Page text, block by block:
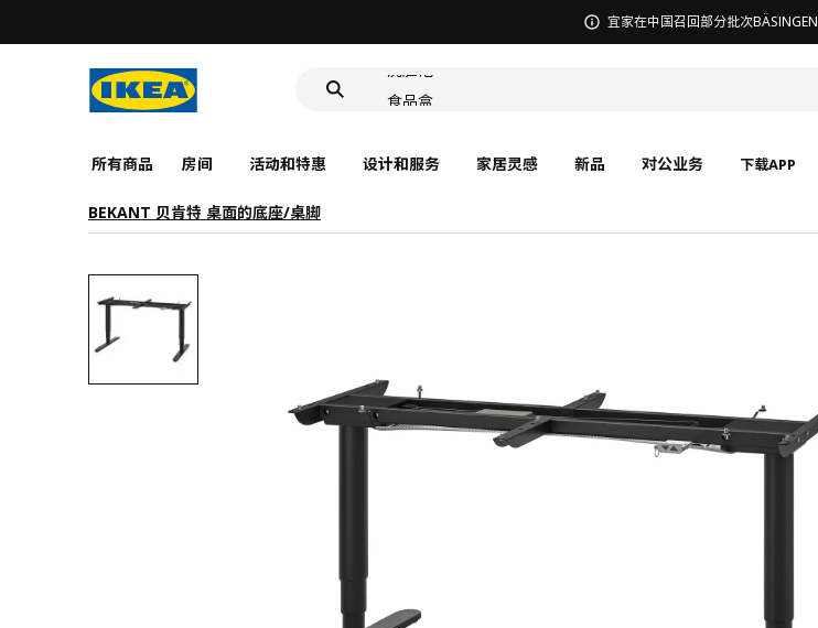
无锡商场发票事宜沟通
食品盒
所有商品 房间 活动和特惠 设计和服务 家居灵感 新品 对公业务 下载APP
BEKANT 贝肯特 桌面的底座/桌脚